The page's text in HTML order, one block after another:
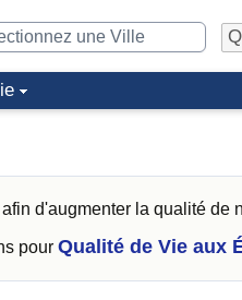
afin d'augmenter la qualité de
pour Qualité de Vie aux